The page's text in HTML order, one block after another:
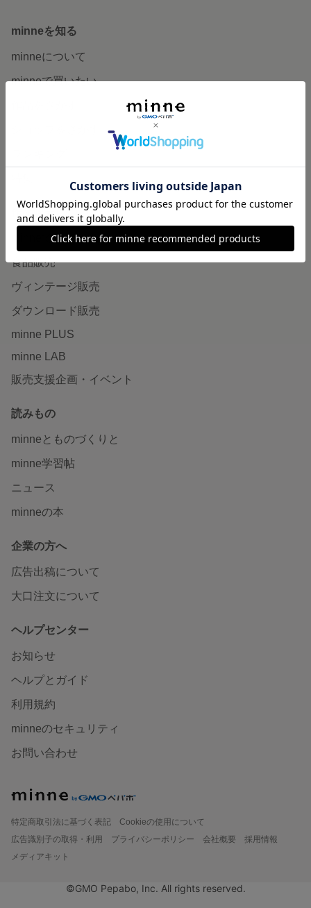
minneを知る
minneについて
minneで買いたい
作品販売について
minneで売りたい
食品販売
ヴィンテージ販売
ダウンロード販売
minne PLUS
minne LAB
販売支援企画・イベント
読みもの
minneとものづくりと
minne学習帖
ニュース
minneの本
企業の方へ
広告出稿について
大口注文について
ヘルプセンター
お知らせ
ヘルプとガイド
利用規約
minneのセキュリティ
お問い合わせ
特定商取引法に基づく表記
Cookieの使用について
広告識別子の取得・利用
プライバシーポリシー 会社概要
採用情報
メディアキット
©GMO Pepabo, Inc. All rights reserved.